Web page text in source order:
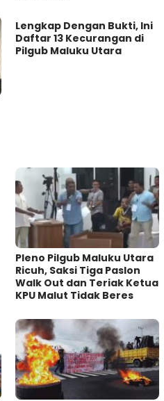
Lengkap Dengan Bukti, Ini
Daftar 13 Kecurangan di
Pilgub Maluku Utara
Pleno Pilgub Maluku Utara
Ricuh, Saksi Tiga Paslon
Walk Out dan Teriak Ketua
KPU Malut Tidak Beres